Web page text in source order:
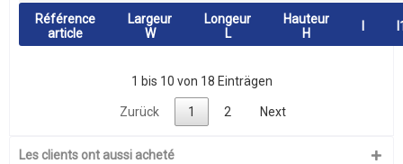
Référence
article
Largeur
W
Longeur
L
Hauteur
H
1 bis 10 von 18 Einträgen
Zurück 1 2 Next
Les clients ont aussi acheté